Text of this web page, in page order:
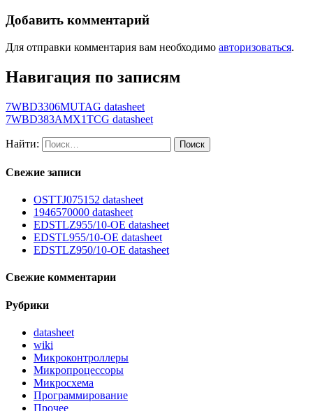
Добавить комментарий
Для отправки комментария вам необходимо авторизоваться.
Навигация по записям
7WBD3306MUTAG datasheet
7WBD383AMX1TCG datasheet
Найти:
Свежие записи
OSTTJ075152 datasheet
1946570000 datasheet
EDSTLZ955/10-OE datasheet
EDSTL955/10-OE datasheet
EDSTLZ950/10-OE datasheet
Свежие комментарии
Рубрики
datasheet
wiki
Микроконтроллеры
Микропроцессоры
Микросхема
Программирование
Прочее